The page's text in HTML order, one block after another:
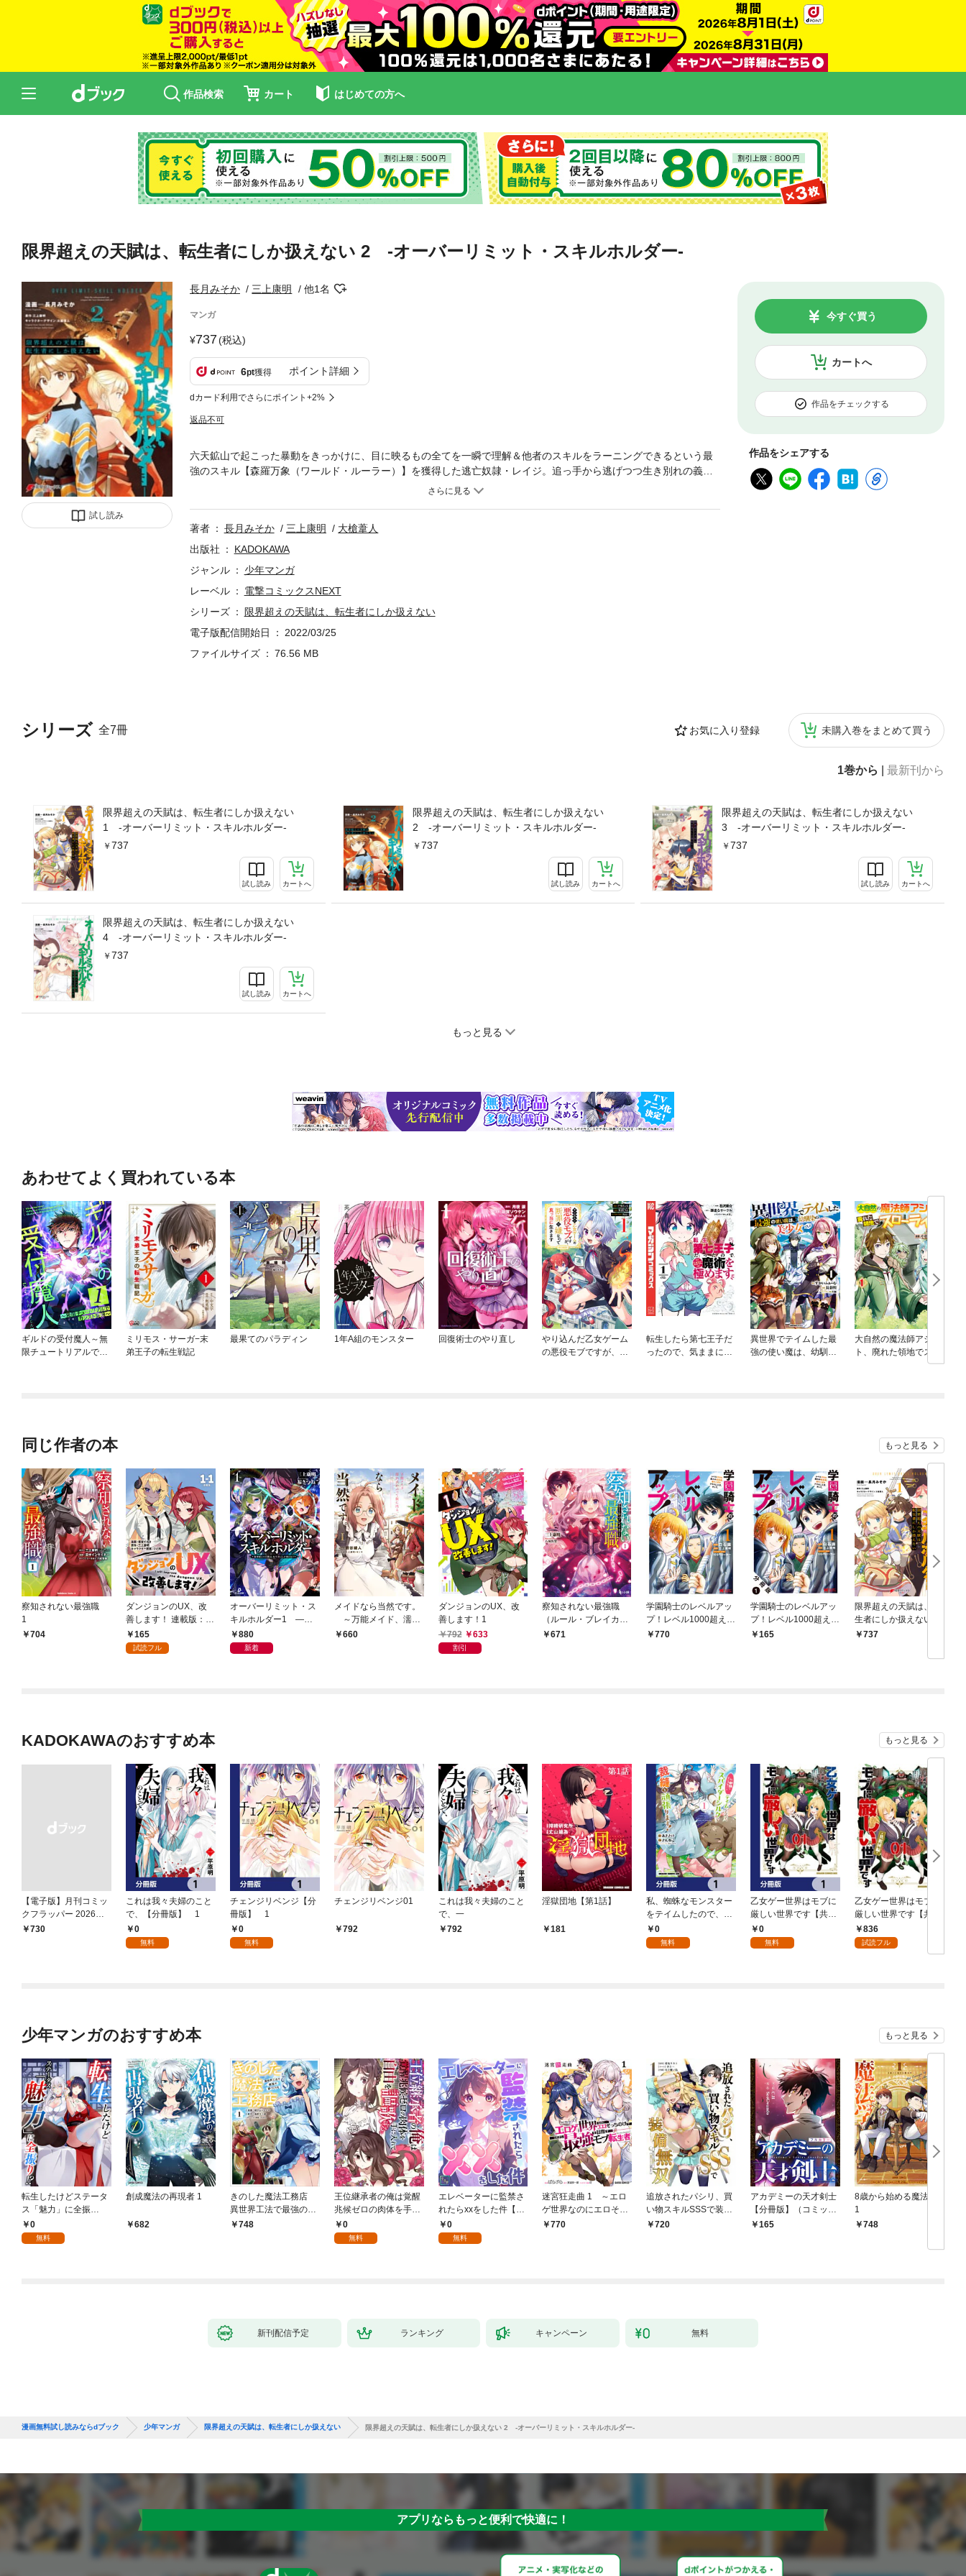
作品検索 カート はじめての方へ
限界超えの天賦は、転生者にしか扱えない 2 ‐オーバーリミット・スキルホルダー‐
試し読み
長月みそか 三上康明 他1名
マンガ
737(税込)
6pt獲得 ポイント詳細
dカード利用でさらにポイント+2%
返品不可
カートへ
今すぐ買う
作品をチェックする
作品をシェアする
シリーズ 全7冊 お気に入り登録 未購入巻をまとめて買う
1巻から 最新刊から
限界超えの天賦は、転生者にしか扱えない
1 ‐オーバーリミット・スキルホルダー‐
737
試し読み カートへ
限界超えの天賦は、転生者にしか扱えない
2 ‐オーバーリミット・スキルホルダー‐
737
試し読み カートへ
限界超えの天賦は、転生者にしか扱えない
3 ‐オーバーリミット・スキルホルダー‐
737
試し読み カートへ
限界超えの天賦は、転生者にしか扱えない
4 ‐オーバーリミット・スキルホルダー‐
737
試し読み カートへ
もっと見る
六天鉱山で起こった暴動をきっかけに、目に映るもの全てを一瞬で理解＆他者のスキルをラーニングできるという最
強のスキル【森羅万象（ワールド・ルーラー）】を獲得した逃亡奴隷・レイジ。追っ手から逃げつつ生き別れの義
姉・ラルクを捜してさまよっていた彼は逃亡生活のさなか、冒険者パーティ「銀の天秤」に拾われる。スキルの力で
して生き残れるのか、ラルクとの再会は叶うのか――!?「小説家になろう」で合計PV数1億1000万＆ユニークアクセ
ス1400万人（※）の超巨弾異世界ファンタジーを迫力の作画でコミカライズした話題作、第2巻登場!!（※）「小説家に
著者 長月みそか 三上康明
大槍葦人
出版社
KADOKAWA
ジャンル
少年マンガ
レーベル
電撃コミックスNEXT
シリーズ
限界超えの天賦は、転生者にしか扱えない
電子版配信開始日
2022/03/25
ファイルサイズ
76.56 MB
あわせてよく買われている本
ギルドの受付魔人～無
限チュートリアルでカ
ミリモス・サーガ−末
弟王子の転生戦記
最果てのパラディン 1年A組のモンスター 回復術士のやり直し
やり込んだ乙女ゲーム
の悪役モブですが、断
転生したら第七王子だ
ったので、気ままに魔
異世界でテイムした最
強の使い魔は、幼馴染
大自然の魔法師アシュ
ト、廃れた領地でスロ
同じ作者の本 もっと見る
察知されない最強職
1
704
ダンジョンのUX、改
善します！ 連載版：1-
1 165
試読フル
オーバーリミット・ス
キルホルダー1 —限
界超えの天賦は、転生
者にしか扱えない—
880
新着
メイドなら当然です。
～万能メイド、濡れ
衣かぶって旅に出る。
660
ダンジョンのUX、改
善します！1
792
633
割引
察知されない最強職
（ルール・ブレイカ
ー） １
671
学園騎士のレベルアッ
プ！レベル1000超えの
転生者、落ちこぼれク
770
学園騎士のレベルアッ
プ！レベル1000超えの
転生者、落ちこぼれク
165
限界超えの天賦は、転
生者にしか扱えない 1
‐オーバーリミット・
737
KADOKAWAのおすすめ本 もっと見る
【電子版】月刊コミッ
クフラッパー 2026年9
月号
￥730
これは我々夫婦のこと
で、【分冊版】 1
0
無料
チェンジリベンジ【分
冊版】 1
0
無料
チェンジリベンジ01
792
これは我々夫婦のこと
で、一
792
淫獄団地【第1話】
181
私、蜘蛛なモンスター
をテイムしたので、ス
パイダーシルクで裁縫
を頑張ります！【分冊
0
無料
乙女ゲー世界はモブに
厳しい世界です【共和
国編】【分冊版】 1
0
無料
乙女ゲー世界はモブに
厳しい世界です【共和
国編】 ０１
836
試読フル
少年マンガのおすすめ本 もっと見る
転生したけどステータ
ス「魅力」に全振
り！？(1)
0
無料
創成魔法の再現者 1
682
きのした魔法工務店
異世界工法で最強の家
づくりを（コミック）
748
王位継承者の俺は覚醒
兆候ゼロの肉体を手に
入れて自由を謳歌す
る。1
0
無料
エレベーターに監禁さ
れたらxxをした件【全
年齢版】(1)
0
無料
迷宮狂走曲 1 ～エロ
ゲ世界なのにエロそっ
ちのけでひたすら最強
770
追放されたパシリ、買
い物スキルSSSで装備
無双 ～買ったモノを
720
アカデミーの天才剣士
【分冊版】（コミッ
ク） １話【フルカラ
165
8歳から始める魔法学
1
748
新刊配信予定 ランキング キャンペーン 無料
漫画無料試し読みならdブック 少年マンガ 限界超えの天賦は、転生者にしか扱えない 限界超えの天賦は、転生者にしか扱えない 2 ‐オーバーリミット・スキルホルダー‐
アプリならもっと便利で快適に！